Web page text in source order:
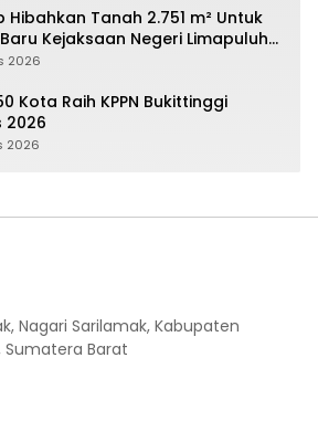
Hibahkan Tanah 2.751 m² Untuk
Kejaksaan Negeri Limapuluh
2026
Kota Raih KPPN Bukittinggi
2026
2026
Nagari Sarilamak, Kabupaten
Sumatera Barat